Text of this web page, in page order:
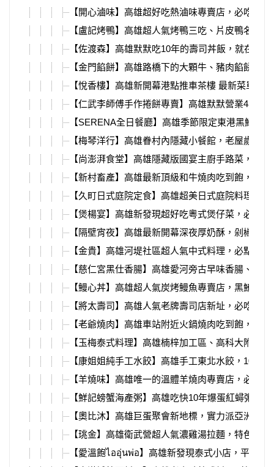
【開心滷味】高雄超好吃熱滷味專賣店，必吃超
【盧記烤鴨】高雄超人氣烤鴨三吃、片皮鴨名店
【佐渡森】高雄默默吃10年的壽司丼飯，就在凹
【金門餡餅】高雄路橋下的大顆牛、豬肉餡餅，
【悅香樓】高雄新開幕港點推車茶樓 最新菜單，
【仁武李師傅手作捲餅專賣】高雄默默營業4年多
【SERENA全日餐廳】高雄季節限定東港黑鮪魚
【梅琴洋行】高雄眷村內隱藏小餐館，老屋歲月
【尚澎湃食堂】高雄隱藏版國宴主廚手路菜，爆
【新村畜產】高雄最新頂級和牛燒肉吃到飽，日
【久町日式庭院定食】高雄超美日式庭院料理，
【煲楊宴】高雄新發現超好吃粵式煲仔菜，必吃
【隔壁宵夜】高雄最新開幕深夜厚奶酥，剁椒拌
【金貴】高雄河堤社區超人氣中式料理，必點功
【慈仁宮黑仕香腸】高雄愛河旁古早味香腸、關
【鰻心丼】高雄超人氣炭烤鰻魚專賣店，黑鮪魚
【將太壽司】高雄人氣老牌壽司店新址，必吃大
【老爺燒肉】高雄車站附近火鍋燒肉吃到飽，超
【玉梅泰式料理】高雄楠梓加工區、高科大附近
【康姐姐純手工水餃】高雄手工東北水餃，10幾
【羊燒味】高雄唯一的溫體羊燒肉專賣店，必吃
【鮮記螃蟹海產粥】高雄吃快10年爆蛋紅蟳粥，
【奧比沐】高雄巨蛋聚會新地標，實力派亞洲新
【珧金】高雄衛武營超人氣濃雞湯拉麵，特色貝
【愛溫飽ไออุ่นพ่อ】高雄新發現泰式小店，平價又